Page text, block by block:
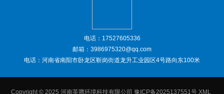
电话：17527605336
邮箱：3986975320@qq.com
电话：河南省南阳市卧龙区靳岗街道龙升工业园区4号路向东100米
Copyright © 2025 河南英腾环境科技有限公司豫ICP备2025137551号 XML